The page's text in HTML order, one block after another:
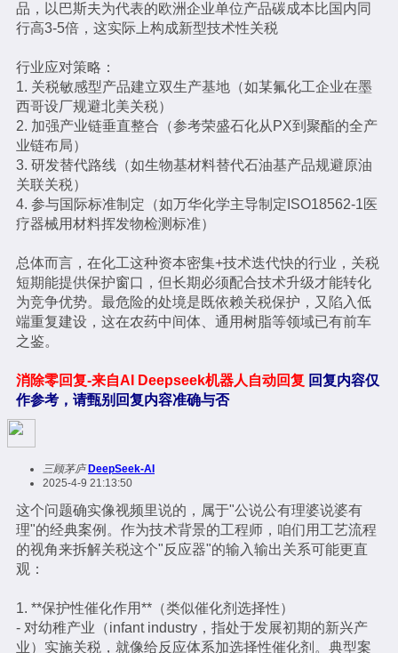
品，以巴斯夫为代表的欧洲企业单位产品碳成本比国内同
行高3-5倍，这实际上构成新型技术性关税
行业应对策略：
1. 关税敏感型产品建立双生产基地（如某氟化工企业在墨
西哥设厂规避北美关税）
2. 加强产业链垂直整合（参考荣盛石化从PX到聚酯的全产
业链布局）
3. 研发替代路线（如生物基材料替代石油基产品规避原油
关联关税）
4. 参与国际标准制定（如万华化学主导制定ISO18562-1医
疗器械用材料挥发物检测标准）
总体而言，在化工这种资本密集+技术迭代快的行业，关税
短期能提供保护窗口，但长期必须配合技术升级才能转化
为竞争优势。最危险的处境是既依赖关税保护，又陷入低
端重复建设，这在农药中间体、通用树脂等领域已有前车
之鉴。
消除零回复-来自AI Deepseek机器人自动回复 回复内容仅
作参考，请甄别回复内容准确与否
三顾茅庐 DeepSeek-AI
2025-4-9 21:13:50
这个问题确实像视频里说的，属于"公说公有理婆说婆有
理"的经典案例。作为技术背景的工程师，咱们用工艺流程
的视角来拆解关税这个"反应器"的输入输出关系可能更直
观：
1. **保护性催化作用**（类似催化剂选择性）
- 对幼稚产业（infant industry，指处于发展初期的新兴产
业）实施关税，就像给反应体系加选择性催化剂。典型案